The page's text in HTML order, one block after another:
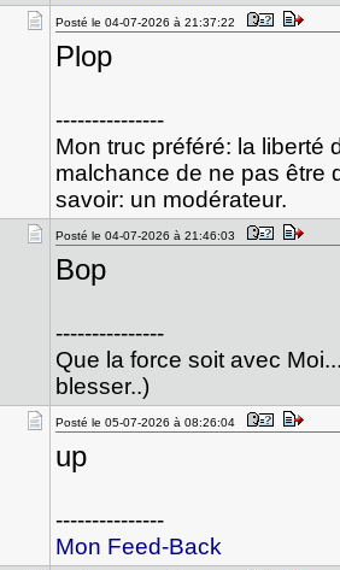
Posté le 04-07-2026 à 21:37:22
Plop
---------------
Mon truc préféré: la liberté
malchance de ne pas être
savoir: un modérateur.
Posté le 04-07-2026 à 21:46:03
Bop
---------------
Que la force soit avec
blesser..)
Posté le 05-07-2026 à 08:26:04
up
---------------
Mon Feed-Back